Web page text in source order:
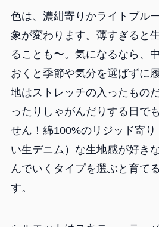
色は、濃紺寄りかライトブル
象が変わります。薄すぎると
ることも〜。気になるなら、
おくと季節や気分を選ばずに
地はストレッチの入ったもの
ったりしゃがんだりする日で
せん！綿100%のリジッド寄
い生デニム）な生地感が好き
んでいくタイプを選ぶと育て
す。